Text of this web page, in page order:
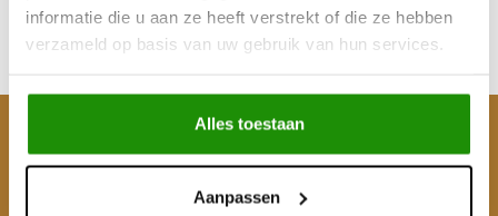
informatie die u aan ze heeft verstrekt of die ze hebben
verzameld op basis van uw gebruik van hun services.
Alles toestaan
Aanpassen
Excl. btw
Incl. btw
Excl. btw
Incl. btw